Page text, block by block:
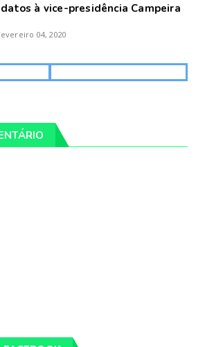
à vice-presidência Campeira
04, 2020